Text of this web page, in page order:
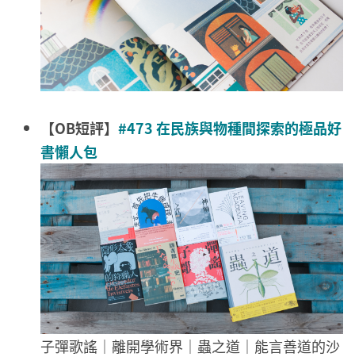
【OB短評】 #473 在民族與物種間探索的極品好
書懶人包
子彈歌謠｜離開學術界｜蟲之道｜能言善道的沙